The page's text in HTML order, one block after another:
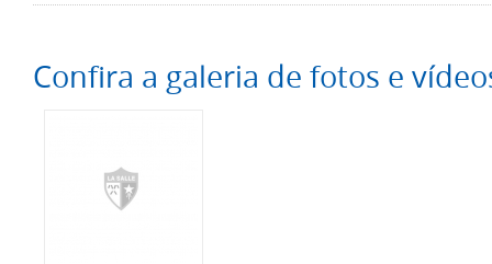
Confira a galeria de fotos e